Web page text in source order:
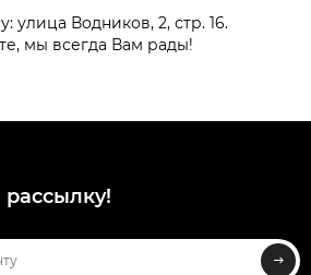
улица Водников, 2, стр. 16.
мы всегда Вам рады!
рассылкy!